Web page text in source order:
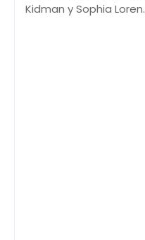
Kidman y Sophia Loren.